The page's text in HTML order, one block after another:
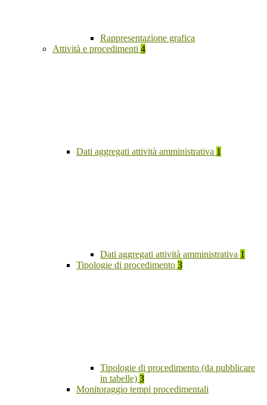
Rappresentazione grafica
Attività e procedimenti 4
Dati aggregati attività amministrativa 1
Dati aggregati attività amministrativa 1
Tipologie di procedimento 3
Tipologie di procedimento (da pubblicare
in tabelle) 3
Monitoraggio tempi procedimentali